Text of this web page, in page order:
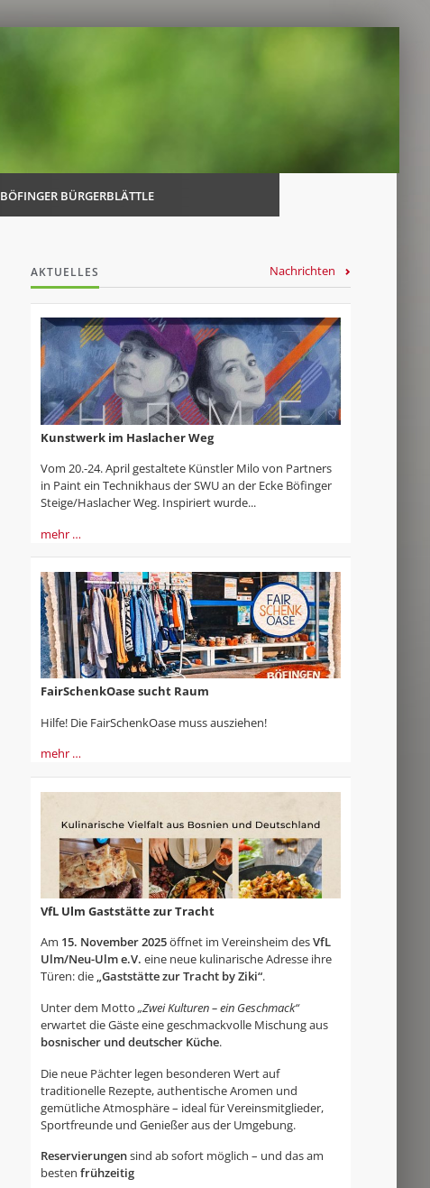
BÖFINGER BÜRGERBLÄTTLE
AKTUELLES Nachrichten
Kunstwerk im Haslacher Weg
Vom 20.-24. April gestaltete Künstler Milo von Partners
in Paint ein Technikhaus der SWU an der Ecke Böfinger
Steige/Haslacher Weg. Inspiriert wurde...
mehr …
FairSchenkOase sucht Raum
Hilfe! Die FairSchenkOase muss ausziehen!
mehr …
VfL Ulm Gaststätte zur Tracht
Am 15. November 2025öffnet im Vereinsheim desVfL
Ulm/Neu-Ulm e.V. eine neue kulinarische Adresse ihre
Türen: die „Gaststätte zur Tracht by Ziki“.
Unter dem Motto „Zwei Kulturen – ein Geschmack“
erwartet die Gäste eine geschmackvolle Mischung aus
bosnischer und deutscher Küche.
Die neue Pächter legen besonderen Wert auf
traditionelle Rezepte, authentische Aromen und
gemütliche Atmosphäre – ideal für Vereinsmitglieder,
Sportfreunde und Genießer aus der Umgebung.
Reservierungensind ab sofort möglich – und das am
besten frühzeitig